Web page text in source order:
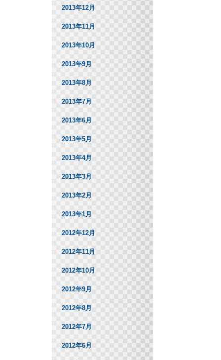
2013年12月
2013年11月
2013年10月
2013年9月
2013年8月
2013年7月
2013年6月
2013年5月
2013年4月
2013年3月
2013年2月
2013年1月
2012年12月
2012年11月
2012年10月
2012年9月
2012年8月
2012年7月
2012年6月